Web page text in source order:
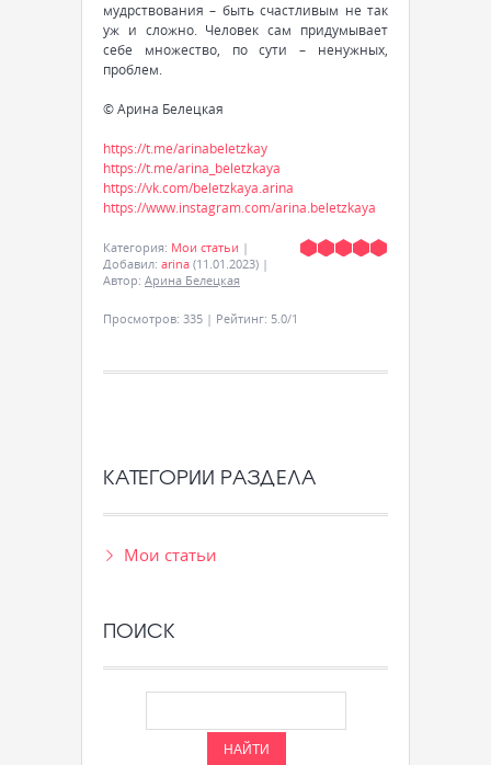
мудрствования – быть счастливым не так
уж и сложно. Человек сам придумывает
себе множество, по сути – ненужных,
проблем.
© Арина Белецкая
https://t.me/arinabeletzkay
https://t.me/arina_beletzkaya
https://vk.com/beletzkaya.arina
https://www.instagram.com/arina.beletzkaya
Категория: Мои статьи |
Добавил: arina (11.01.2023) |
Автор: Арина Белецкая
Просмотров: 335 | Рейтинг: 5.0/1
КАТЕГОРИИ РАЗДЕЛА
Мои статьи
ПОИСК